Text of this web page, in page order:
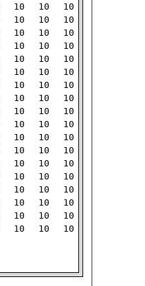
10 10
10
10 10
10
10 10
10
10 10
10
10 10
10
10 10
10
10 10
10
10 10
10
10 10
10
10 10
10
10 10
10
10 10
10
10 10
10
10 10
10
10 10
10
10 10
10
10 10
10
10 10 10